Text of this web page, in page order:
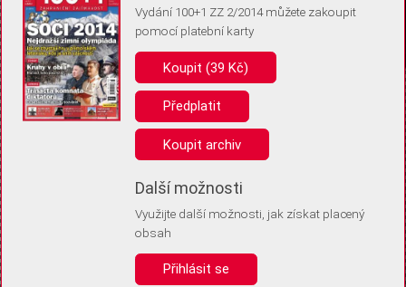
Pro základní fungování webu nepotřebujeme ukládat žádné informace
(tzv. cookies apod.). Rádi bychom vás ale požádali o souhlas s
uložením volitelných informací:
Anonymní unikátní ID
Díky němu příště poznáme, že se jedná o stejné zařízení, a
Identifikátor je zcela anonymní.
Vaše souhlasy a odmítnutí si ukládáme do vašeho zařízení, abychom se
vás už příště znovu neptali. Můžete je kdykoli později upravit ve Správě
Vydání 100+1 ZZ 2/2014 můžete zakoupit
pomocí platební karty
Koupit (39 Kč)
Předplatit
Koupit archiv
Další možnosti
Využijte další možnosti, jak získat placený
obsah
Přihlásit se